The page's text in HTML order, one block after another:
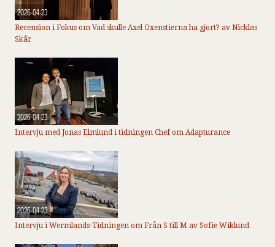
2026-04-23
Recension i Fokus om Vad skulle Axel Oxenstierna ha gjort? av Nicklas
Skår
2026-04-23
Intervju med Jonas Elmlund i tidningen Chef om Adapturance
2026-04-23
Intervju i Wermlands-Tidningen om Från S till M av Sofie Wiklund